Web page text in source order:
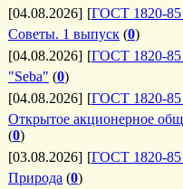
[04.08.2026] [ГОСТ 1820-85
Советы. 1 выпуск (0)
[04.08.2026] [ГОСТ 1820-85
"Seba" (0)
[04.08.2026] [ГОСТ 1820-85
Открытое акционерное
(0)
[03.08.2026] [ГОСТ 1820-85
Природа (0)